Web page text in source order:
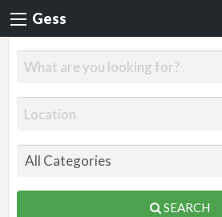
Gess
SEARCH